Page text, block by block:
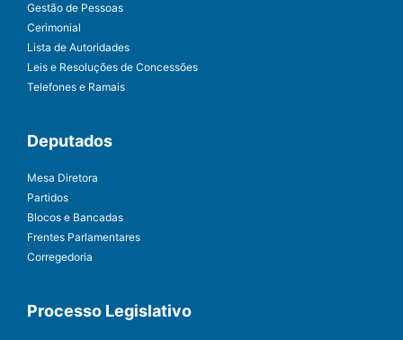
Gestão de Pessoas
Cerimonial
Lista de Autoridades
Leis e Resoluções de Concessões
Telefones e Ramais
Deputados
Mesa Diretora
Partidos
Blocos e Bancadas
Frentes Parlamentares
Corregedoria
Processo Legislativo